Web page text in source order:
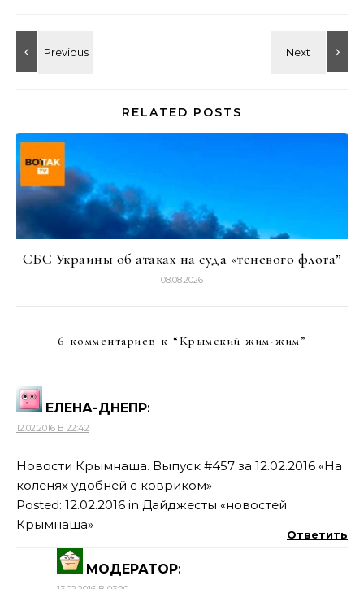
RELATED POSTS
СБС Украины об атаках на суда «теневого флота”
08.08.2026
6 комментариев к “Крымский жим-жим”
ЕЛЕНА-ДНЕПР:
12.02.2016 В 22:42
Новости Крымнаша. Выпуск #457 за 12.02.2016 «На
коленях удобней с ковриком»
Posted: 12.02.2016 in Дайджесты «новостей
Крымнаша»
Ответить
МОДЕРАТОР: